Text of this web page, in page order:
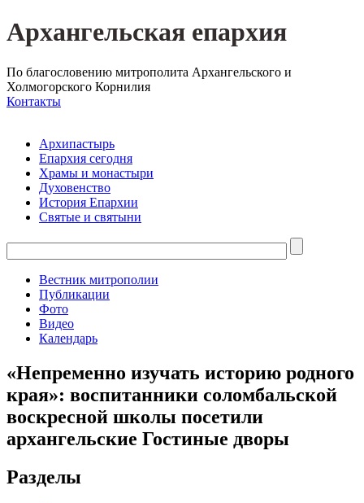
Архангельская епархия
По благословению митрополита Архангельского и
Холмогорского Корнилия
Контакты
Архипастырь
Епархия сегодня
Храмы и монастыри
Духовенство
История Епархии
Святые и святыни
Вестник митрополии
Публикации
Фото
Видео
Календарь
«Непременно изучать историю родного
края»: воспитанники соломбальской
воскресной школы посетили
архангельские Гостиные дворы
Разделы